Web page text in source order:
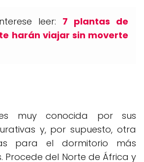
leer: 7 plantas de
harán viajar sin moverte
muy conocida por sus
y, por supuesto, otra
para el dormitorio más
Procede del Norte de África y